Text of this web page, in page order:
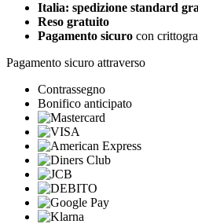
Italia: spedizione standard
Reso gratuito
Pagamento sicuro con
Pagamento sicuro attraverso
Contrassegno
Bonifico anticipato